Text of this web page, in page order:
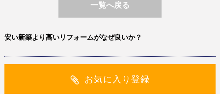
一覧へ戻る
安い新築より高いリフォームがなぜ良いか？
お気に入り登録